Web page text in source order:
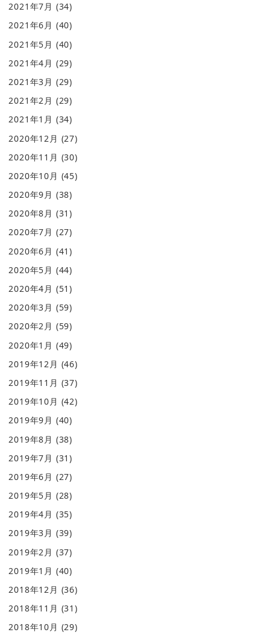
2021年7月 (34)
2021年6月 (40)
2021年5月 (40)
2021年4月 (29)
2021年3月 (29)
2021年2月 (29)
2021年1月 (34)
2020年12月 (27)
2020年11月 (30)
2020年10月 (45)
2020年9月 (38)
2020年8月 (31)
2020年7月 (27)
2020年6月 (41)
2020年5月 (44)
2020年4月 (51)
2020年3月 (59)
2020年2月 (59)
2020年1月 (49)
2019年12月 (46)
2019年11月 (37)
2019年10月 (42)
2019年9月 (40)
2019年8月 (38)
2019年7月 (31)
2019年6月 (27)
2019年5月 (28)
2019年4月 (35)
2019年3月 (39)
2019年2月 (37)
2019年1月 (40)
2018年12月 (36)
2018年11月 (31)
2018年10月 (29)